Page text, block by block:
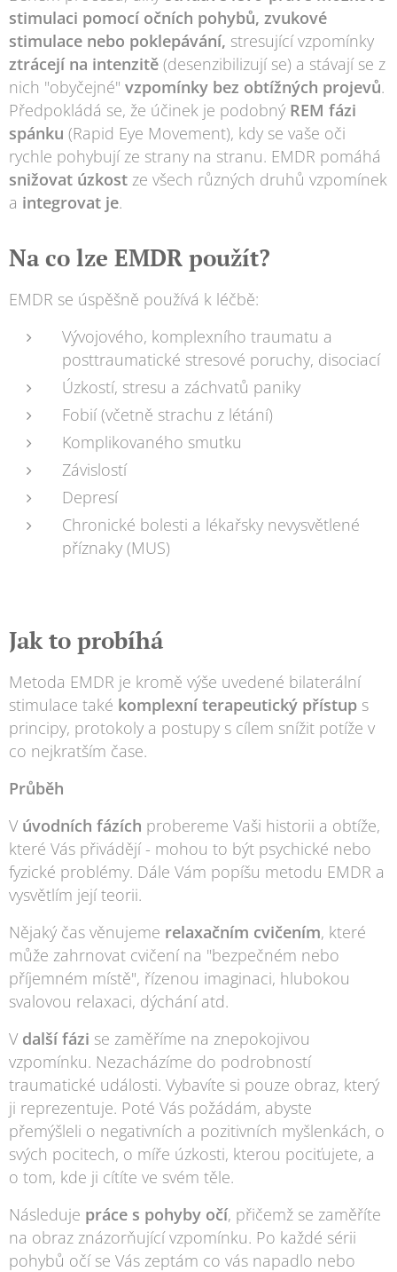
stimulaci pomocí očních pohybů, zvukové
stimulace nebo poklepávání, stresující vzpomínky
ztrácejí na intenzitě (desenzibilizují se) a stávají se z
nich "obyčejné" vzpomínky bez obtížných projevů.
Předpokládá se, že účinek je podobný REM fázi
spánku (Rapid Eye Movement), kdy se vaše oči
rychle pohybují ze strany na stranu. EMDR pomáhá
snižovat úzkost ze všech různých druhů vzpomínek
a integrovat je.
Na co lze EMDR použít?
EMDR se úspěšně používá k léčbě:
Vývojového, komplexního traumatu a
posttraumatické stresové poruchy, disociací
Úzkostí, stresu a záchvatů paniky
Fobií (včetně strachu z létání)
Komplikovaného smutku
Závislostí
Depresí
Chronické bolesti a lékařsky nevysvětlené
příznaky (MUS)
Jak to probíhá
Metoda EMDR je kromě výše uvedené bilaterální
stimulace také komplexní terapeutický přístup s
principy, protokoly a postupy s cílem snížit potíže v
co nejkratším čase.
Průběh
V úvodních fázích probereme Vaši historii a obtíže,
které Vás přivádějí - mohou to být psychické nebo
fyzické problémy. Dále Vám popíšu metodu EMDR a
vysvětlím její teorii.
Nějaký čas věnujeme relaxačním cvičením, které
může zahrnovat cvičení na "bezpečném nebo
příjemném místě", řízenou imaginaci, hlubokou
svalovou relaxaci, dýchání atd.
V další fázi se zaměříme na znepokojivou
vzpomínku. Nezacházíme do podrobností
traumatické události. Vybavíte si pouze obraz, který
ji reprezentuje. Poté Vás požádám, abyste
přemýšleli o negativních a pozitivních myšlenkách, o
svých pocitech, o míře úzkosti, kterou pociťujete, a
o tom, kde ji cítíte ve svém těle.
Následuje práce s pohyby očí, přičemž se zaměříte
na obraz znázorňující vzpomínku. Po každé sérii
pohybů očí se Vás zeptám co vás napadlo nebo